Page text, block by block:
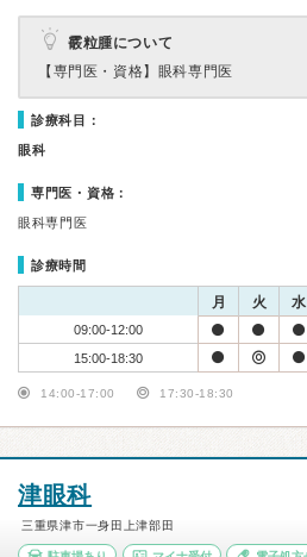
霰粒腫について
【専門医・資格】 眼科専門医
診療科目：
眼科
専門医・資格：
眼科専門医
診療時間
月 火 水
09:00-12:00
15:00-18:30
14:00-17:00 17:30-18:30
津眼科
三重県津市一身田上津部田